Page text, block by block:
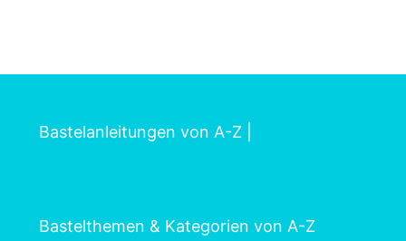
Bastelanleitungen von A-Z
Bastelthemen & Kategorien von A-Z